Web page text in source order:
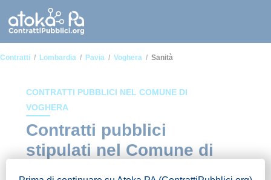
Contratti Lombardia Pavia Voghera Sanità
CONTRATTI PUBBLICI NEL COMUNE DI
VOGHERA
Contratti pubblici
stipulati nel Comune di